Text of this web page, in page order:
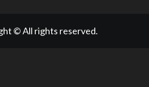
© All rights reserved.